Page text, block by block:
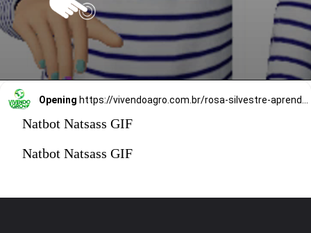
Opening
Natbot Natsass GIF
Natbot Natsass GIF